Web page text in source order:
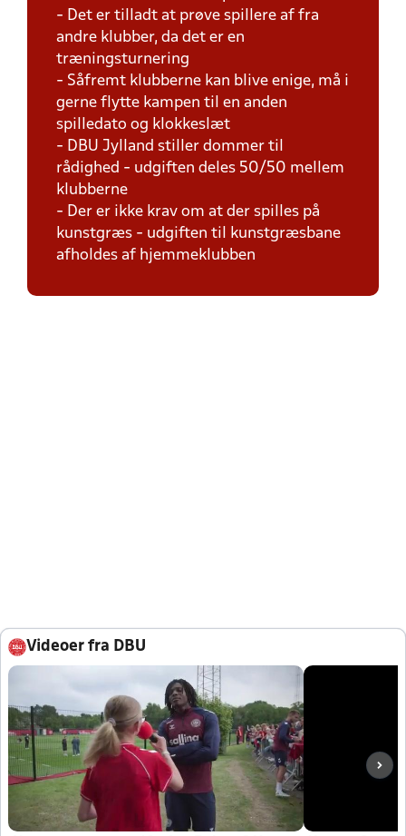
- Det er tilladt at prøve spillere af fra
andre klubber, da det er en
træningsturnering
- Såfremt klubberne kan blive enige, må i
gerne flytte kampen til en anden
spilledato og klokkeslæt
- DBU Jylland stiller dommer til
rådighed - udgiften deles 50/50 mellem
klubberne
- Der er ikke krav om at der spilles på
kunstgræs - udgiften til kunstgræsbane
afholdes af hjemmeklubben
Videoer fra DBU